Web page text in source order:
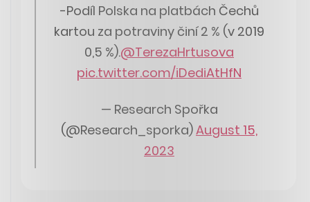
-Podíl Polska na platbách Čechů
kartou za potraviny činí 2 % (v 2019
0,5 %).@TerezaHrtusova
pic.twitter.com/iDediAtHfN
— Research Spořka
(@Research_sporka)August 15,
2023